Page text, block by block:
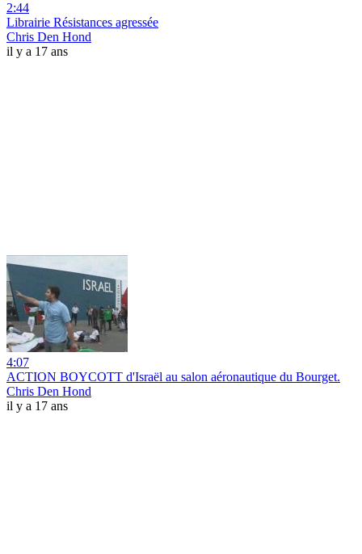
2:44
Librairie Résistances agressée
Chris Den Hond
il y a 17 ans
4:07
ACTION BOYCOTT d'Israël au salon aéronautique du Bourget.
Chris Den Hond
il y a 17 ans